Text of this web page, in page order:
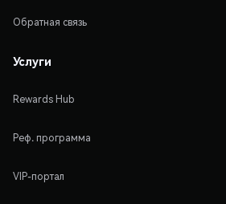
Обратная связь
Услуги
Rewards Hub
Реф. программа
VIP-портал